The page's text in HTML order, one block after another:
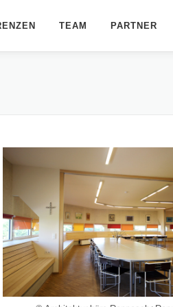
TEAM PARTNER